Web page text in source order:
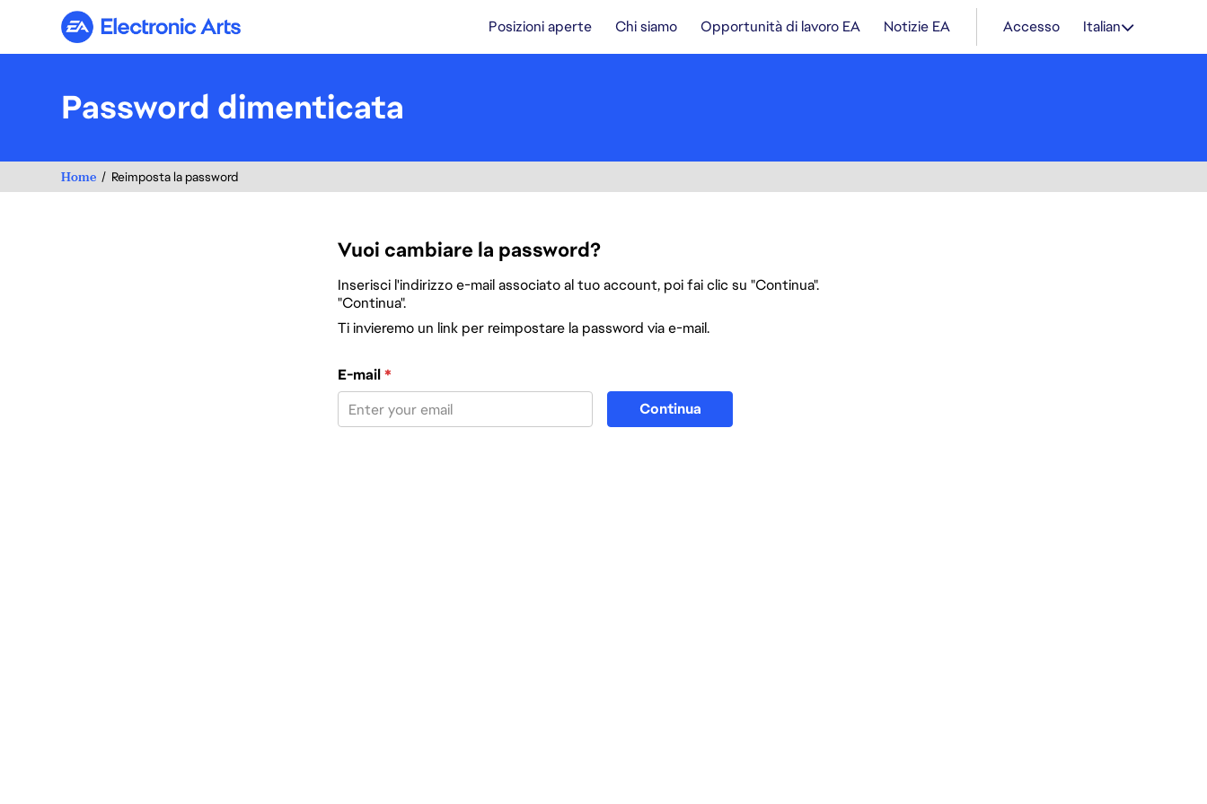
Electronic Arts Posizioni aperte Chi siamo Opportunità di lavoro EA Notizie EA Accesso Italian
Password dimenticata
Home Reimposta la password
Vuoi cambiare la password?
Inserisci l'indirizzo e-mail associato al tuo account, poi fai clic su "Continua".
"Continua".
Ti invieremo un link per reimpostare la password via e-mail.
Reimposta la password col tuo indirizzo e-mail
E-mail*
Continua